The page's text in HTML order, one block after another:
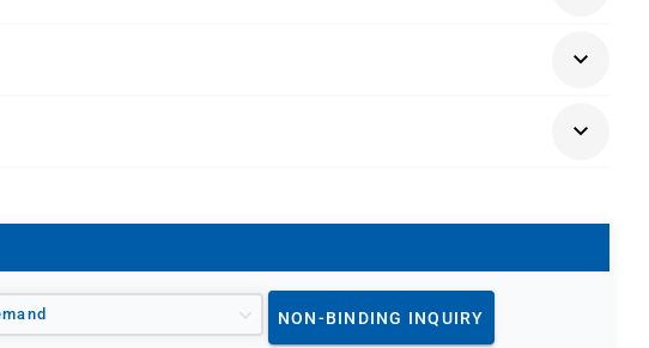
NON-BINDING INQUIRY